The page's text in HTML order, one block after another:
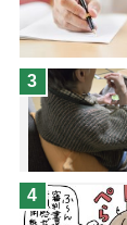
3
4